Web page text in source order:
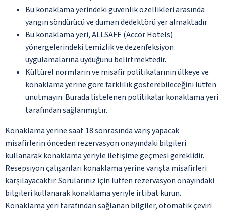
Bu konaklama yerindeki güvenlik özellikleri arasında
yangın söndürücü ve duman dedektörü yer almaktadır
Bu konaklama yeri, ALLSAFE (Accor Hotels)
yönergelerindeki temizlik ve dezenfeksiyon
uygulamalarına uyduğunu belirtmektedir.
Kültürel normların ve misafir politikalarının ülkeye ve
konaklama yerine göre farklılık gösterebileceğini lütfen
unutmayın. Burada listelenen politikalar konaklama yeri
tarafından sağlanmıştır.
Konaklama yerine saat 18 sonrasında varış yapacak
misafirlerin önceden rezervasyon onayındaki bilgileri
kullanarak konaklama yeriyle iletişime geçmesi gereklidir.
Resepsiyon çalışanları konaklama yerine varışta misafirleri
karşılayacaktır. Sorularınız için lütfen rezervasyon onayındaki
bilgileri kullanarak konaklama yeriyle irtibat kurun.
Konaklama yeri tarafından sağlanan bilgiler, otomatik çeviri